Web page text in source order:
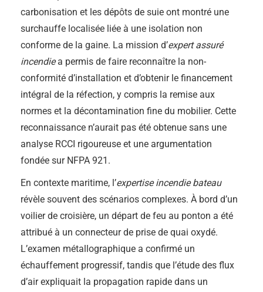
carbonisation et les dépôts de suie ont montré une
surchauffe localisée liée à une isolation non
conforme de la gaine. La mission d’expert assuré
incendiea permis de faire reconnaître la non-
conformité d’installation et d’obtenir le financement
intégral de la réfection, y compris la remise aux
normes et la décontamination fine du mobilier. Cette
reconnaissance n’aurait pas été obtenue sans une
analyse RCCI rigoureuse et une argumentation
fondée sur NFPA 921.
En contexte maritime, l’expertise incendie bateau
révèle souvent des scénarios complexes. À bord d’un
voilier de croisière, un départ de feu au ponton a été
attribué à un connecteur de prise de quai oxydé.
L’examen métallographique a confirmé un
échauffement progressif, tandis que l’étude des flux
d’air expliquait la propagation rapide dans un